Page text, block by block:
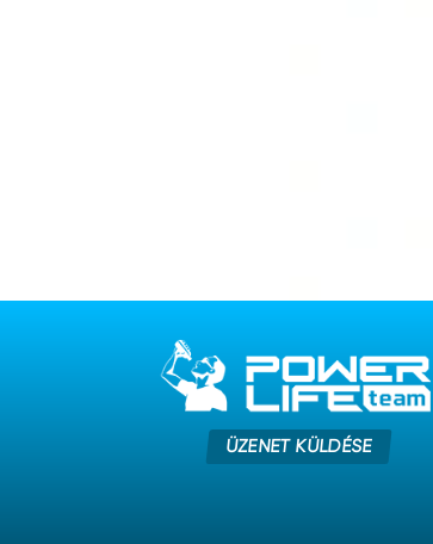
ÜZENET KÜLDÉSE